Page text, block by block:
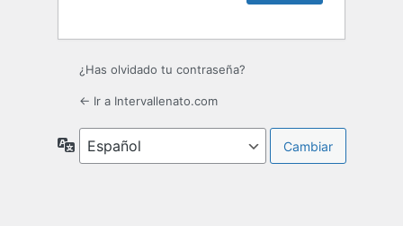
¿Has olvidado tu contraseña?
← Ir a Intervallenato.com
Idioma